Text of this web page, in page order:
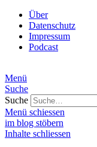
Über
Datenschutz
Impressum
Podcast
Menü
Suche
Suche
Menü schiessen
im blog stöbern
Inhalte schliessen